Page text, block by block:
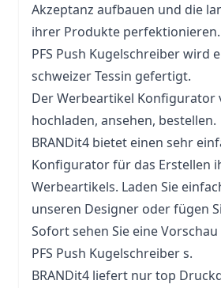
Akzeptanz aufbauen und die
ihrer Produkte
PFS Push Kugelschreiber wird
schweizer Tessin gefertigt.
Der Werbeartikel Konfigurator
hochladen, ansehen, bestellen.
BRANDit4 bietet einen sehr
Konfigurator für das Erstellen
Werbeartikels. Laden Sie
unseren Designer oder fügen
Sofort sehen Sie eine
PFS Push Kugelschreiber s.
BRANDit4 liefert nur top